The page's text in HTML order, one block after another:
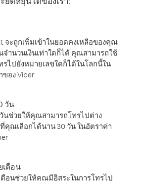
จะถูกเพิ่มเข้าในยอดคงเหลือของคุณ
ำนวนเงินเท่าใดก็ได้ คุณสามารถใช้
ไปยังหมายเลขใดก็ได้ในโลกนี้ใน
อง Viber
วัน
นช่วยให้คุณสามารถโทรไปต่าง
คุณเลือกได้นาน 30 วัน ในอัตราค่า
เดือน
อนช่วยให้คุณมีอิสระในการโทรไป